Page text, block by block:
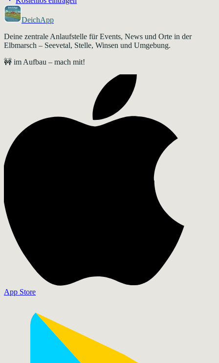
DeichApp
Deine zentrale Anlaufstelle für Events, News und Orte in der
Elbmarsch – Seevetal, Stelle, Winsen und Umgebung.
🚧 im Aufbau – mach mit!
App Store